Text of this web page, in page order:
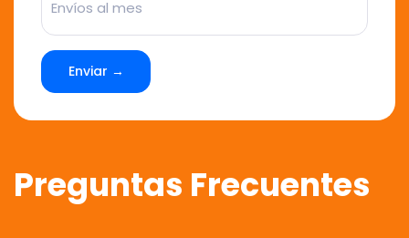
Enviar →
Preguntas Frecuentes